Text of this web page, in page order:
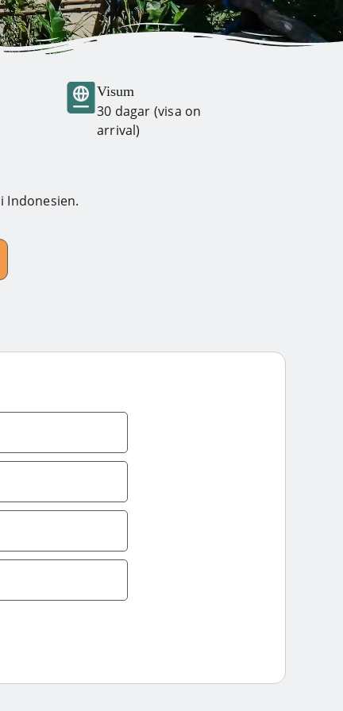
Visum
30 dagar (visa on
arrival)
Indonesien.